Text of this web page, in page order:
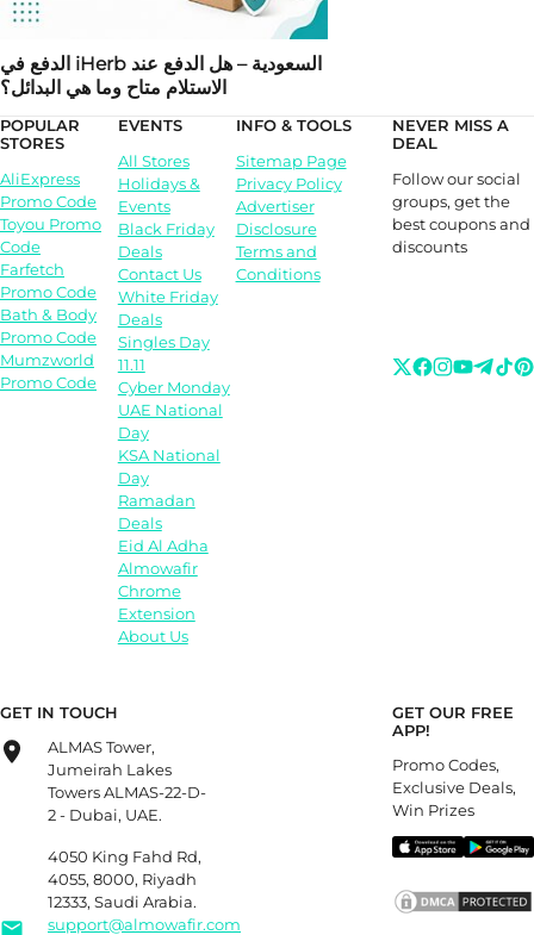
الدفع في iHerb السعودية – هل الدفع عند
الاستلام متاح وما هي البدائل؟
POPULAR
STORES
AliExpress
Promo Code
Toyou Promo
Code
Farfetch
Promo Code
Bath & Body
Promo Code
Mumzworld
Promo Code
EVENTS
All Stores
Holidays &
Events
Black Friday
Deals
Contact Us
White Friday
Deals
Singles Day
11.11
Cyber Monday
UAE National
Day
KSA National
Day
Ramadan
Deals
Eid Al Adha
Almowafir
Chrome
Extension
About Us
INFO & TOOLS
Sitemap Page
Privacy Policy
Advertiser
Disclosure
Terms and
Conditions
NEVER MISS A
DEAL
Follow our social
groups, get the
best coupons and
discounts
GET IN TOUCH
ALMAS Tower,
Jumeirah Lakes
Towers ALMAS-22-D-
2 - Dubai, UAE.
4050 King Fahd Rd,
4055, 8000, Riyadh
12333, Saudi Arabia.
support@almowafir.com
GET OUR FREE
APP!
Promo Codes,
Exclusive Deals,
Win Prizes